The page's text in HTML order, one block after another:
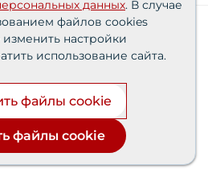
требованиях к защите
«СЗ «Партнер‑Строй»»
данных
при поддержке
сайта —
данных. В случае
файлов cookies
настройки
использование сайта.
файлы cookie
файлы cookie